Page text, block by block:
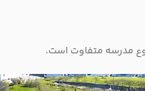
مدرسه متفاوت است.